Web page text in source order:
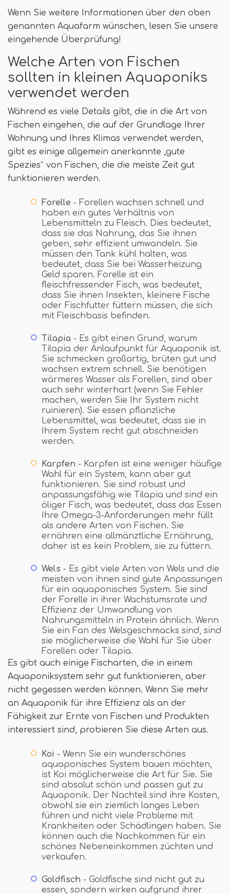
Wenn Sie weitere Informationen über den oben
genannten Aquafarm wünschen, lesen Sie unsere
eingehende Überprüfung!
Welche Arten von Fischen
sollten in kleinen Aquaponiks
verwendet werden
Während es viele Details gibt, die in die Art von
Fischen eingehen, die auf der Grundlage Ihrer
Wohnung und Ihres Klimas verwendet werden,
gibt es einige allgemein anerkannte „gute
Spezies“ von Fischen, die die meiste Zeit gut
funktionieren werden.
Forelle - Forellen wachsen schnell und
haben ein gutes Verhältnis von
Lebensmitteln zu Fleisch. Dies bedeutet,
dass sie das Nahrung, das Sie ihnen
geben, sehr effizient umwandeln. Sie
müssen den Tank kühl halten, was
bedeutet, dass Sie bei Wasserheizung
Geld sparen. Forelle ist ein
fleischfressender Fisch, was bedeutet,
dass Sie ihnen Insekten, kleinere Fische
oder Fischfutter füttern müssen, die sich
mit Fleischbasis befinden.
Tilapia - Es gibt einen Grund, warum
Tilapia der Anlaufpunkt für Aquaponik ist.
Sie schmecken großartig, brüten gut und
wachsen extrem schnell. Sie benötigen
wärmeres Wasser als Forellen, sind aber
auch sehr winterhart (wenn Sie Fehler
machen, werden Sie Ihr System nicht
ruinieren). Sie essen pflanzliche
Lebensmittel, was bedeutet, dass sie in
Ihrem System recht gut abschneiden
werden.
Karpfen - Karpfen ist eine weniger häufige
Wahl für ein System, kann aber gut
funktionieren. Sie sind robust und
anpassungsfähig wie Tilapia und sind ein
öliger Fisch, was bedeutet, dass das Essen
Ihre Omega-3-Anforderungen mehr füllt
als andere Arten von Fischen. Sie
ernähren eine allmänztliche Ernährung,
daher ist es kein Problem, sie zu füttern.
Wels - Es gibt viele Arten von Wels und die
meisten von ihnen sind gute Anpassungen
für ein aquaponisches System. Sie sind
der Forelle in ihrer Wachstumsrate und
Effizienz der Umwandlung von
Nahrungsmitteln in Protein ähnlich. Wenn
Sie ein Fan des Welsgeschmacks sind, sind
sie möglicherweise die Wahl für Sie über
Forellen oder Tilapia.
Es gibt auch einige Fischarten, die in einem
Aquaponiksystem sehr gut funktionieren, aber
nicht gegessen werden können. Wenn Sie mehr
an Aquaponik für ihre Effizienz als an der
Fähigkeit zur Ernte von Fischen und Produkten
interessiert sind, probieren Sie diese Arten aus.
Koi - Wenn Sie ein wunderschönes
aquaponisches System bauen möchten,
ist Koi möglicherweise die Art für Sie. Sie
sind absolut schön und passen gut zu
Aquaponik. Der Nachteil sind ihre Kosten,
obwohl sie ein ziemlich langes Leben
führen und nicht viele Probleme mit
Krankheiten oder Schädlingen haben. Sie
können auch die Nachkommen für ein
schönes Nebeneinkommen züchten und
verkaufen.
Goldfisch - Goldfische sind nicht gut zu
essen, sondern wirken aufgrund ihrer